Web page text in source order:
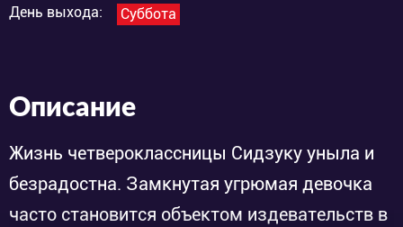
День выхода:
Суббота
Описание
Жизнь четвероклассницы Сидзуку уныла и
безрадостна. Замкнутая угрюмая девочка
часто становится объектом издевательств в